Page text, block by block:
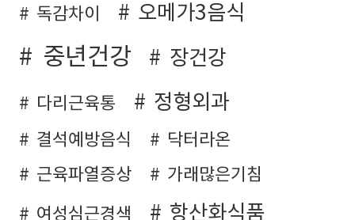
독감차이
오메가3음식
중년건강 장건강
다리근육통 정형외과
결석예방음식
닥터라온
근육파열증상
가래많은기침
여성심근경색
항산화식품